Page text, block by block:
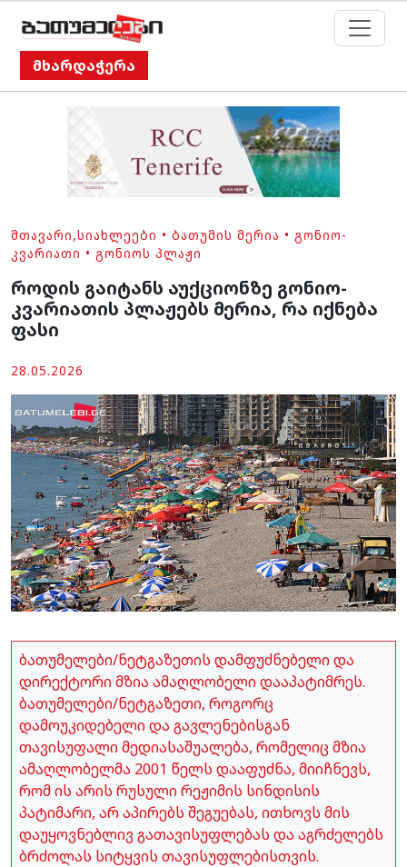
მხარდაჭერა
ᲛᲗᲐᲕᲐᲠᲘ,ᲡᲘᲐᲮᲚᲔᲔᲑᲘ • ᲑᲐᲗᲣᲛᲘᲡ ᲛᲔᲠᲘᲐ • ᲒᲝᲜᲘᲝ-
ᲙᲕᲐᲠᲘᲐᲗᲘ • ᲒᲝᲜᲘᲝᲡ ᲞᲚᲐᲟᲘ
როდის გაიტანს აუქციონზე გონიო-
კვარიათის პლაჟებს მერია, რა იქნება
ფასი
28.05.2026
ბათუმელები/ნეტგაზეთის დამფუძნებელი და
დირექტორი მზია ამაღლობელი დააპატიმრეს.
ბათუმელები/ნეტგაზეთი, როგორც
დამოუკიდებელი და გავლენებისგან
თავისუფალი მედიასაშუალება, რომელიც მზია
ამაღლობელმა 2001 წელს დააფუძნა, მიიჩნევს,
რომ ის არის რუსული რეჟიმის სინდისის
პატიმარი, არ აპირებს შეგუებას, ითხოვს მის
დაუყოვნებლივ გათავისუფლებას და აგრძელებს
ბრძოლას სიტყვის თავისუფლებისთვის.